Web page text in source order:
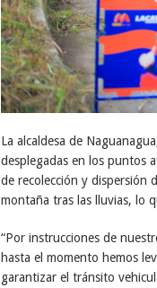
La alcaldesa de
desplegadas en los puntos
de recolección y dispersión
montaña tras las lluvias, lo
“Por instrucciones de
hasta el momento hemos
garantizar el tránsito